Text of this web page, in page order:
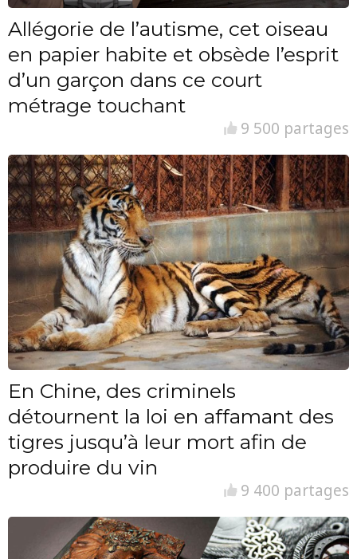
Allégorie de l’autisme, cet oiseau
en papier habite et obsède l’esprit
d’un garçon dans ce court
métrage touchant
9 500 partages
En Chine, des criminels
détournent la loi en affamant des
tigres jusqu’à leur mort afin de
produire du vin
9 400 partages